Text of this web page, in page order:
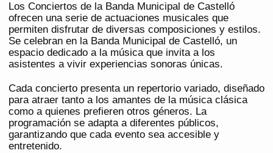
Los Conciertos de la Banda Municipal de Castelló
ofrecen una serie de actuaciones musicales que
permiten disfrutar de diversas composiciones y estilos.
Se celebran en la Banda Municipal de Castelló, un
espacio dedicado a la música que invita a los
asistentes a vivir experiencias sonoras únicas.
Cada concierto presenta un repertorio variado, diseñado
para atraer tanto a los amantes de la música clásica
como a quienes prefieren otros géneros. La
programación se adapta a diferentes públicos,
garantizando que cada evento sea accesible y
entretenido.